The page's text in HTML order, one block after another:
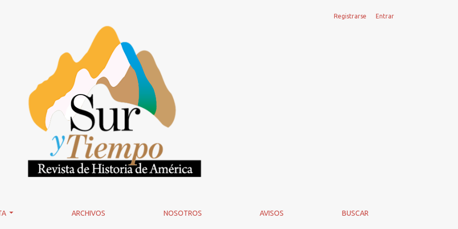
revisión de su historia (1850-1950)
ARCHIVOS NOSOTROS AVISOS BUSCAR
Registrarse Entrar